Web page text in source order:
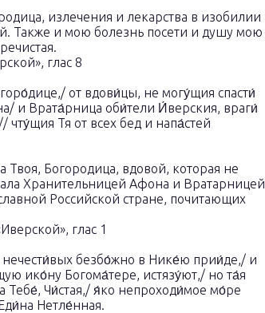
излечения и лекарства в изобилии
Также и мою болезнь посети и душу мою
глас 8
от вдови́цы, не могу́щия спасти́
и Врата́рница оби́тели И́верския, враги́
Тя от всех бед и напа́стей
Твоя, Богородица, вдовой, которая не
Хранительницей Афона и Вратарницей
Российской стране, почитающих
глас 1
безбо́жно в Нике́ю прии́де,/ и
ико́ну Богома́тере, истязу́ют,/ но та́я
Чи́стая,/ я́ко непроходи́мое мо́ре
Нетле́нная.